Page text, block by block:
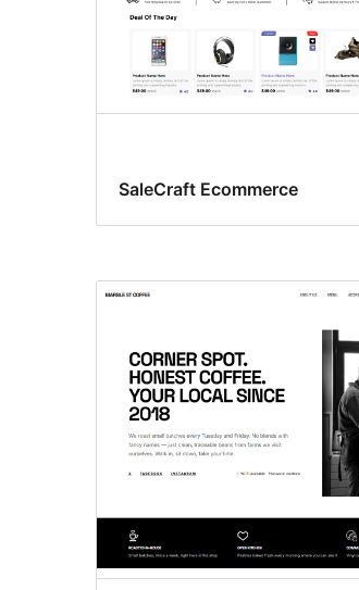
SaleCraft Ecommerce